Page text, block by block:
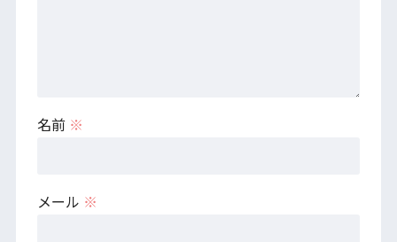
名前 ※
メール ※